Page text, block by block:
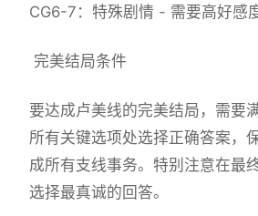
CG6-7：特殊剧情 - 需要高好感
完美结局条件
要达成卢美线的完美结局，需要
所有关键选项处选择正确答案，
成所有支线事务。特别注意在最
选择最真诚的回答。